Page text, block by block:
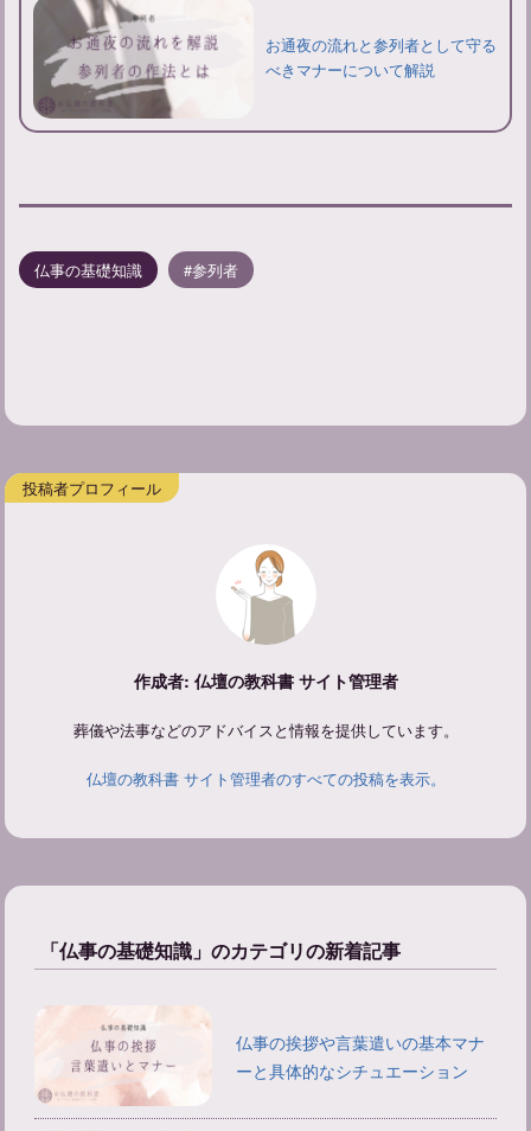
お通夜の流れと参列者として守る
べきマナーについて解説
仏事の基礎知識 参列者
作成者: 仏壇の教科書 サイト管理者
葬儀や法事などのアドバイスと情報を提供しています。
仏壇の教科書 サイト管理者のすべての投稿を表示。
「仏事の基礎知識」のカテゴリの新着記事
仏事の挨拶や言葉遣いの基本マナ
ーと具体的なシチュエーション